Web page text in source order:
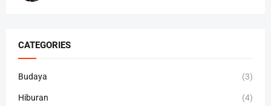
CATEGORIES
Budaya (3)
Hiburan (4)